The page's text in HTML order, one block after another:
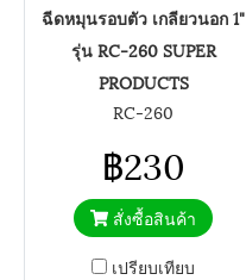
ฉีดหมุนรอบตัว เกลียวนอก 1"
รุ่น RC-260 SUPER
PRODUCTS
RC-260
฿230
สั่งซื้อสินค้า
เปรียบเทียบ